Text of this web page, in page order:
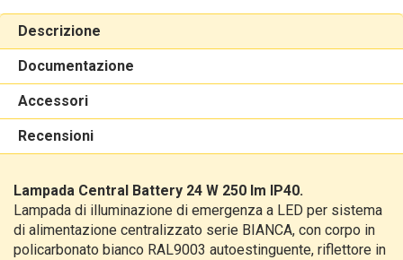
Descrizione
Documentazione
Accessori
Recensioni
Lampada Central Battery 24 W 250 lm IP40.
Lampada di illuminazione di emergenza a LED per sistema
di alimentazione centralizzato serie BIANCA, con corpo in
policarbonato bianco RAL9003 autoestinguente, riflettore in